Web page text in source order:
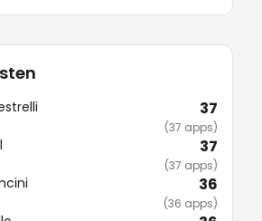
37
(37 apps)
37
(37 apps)
36
(36 apps)